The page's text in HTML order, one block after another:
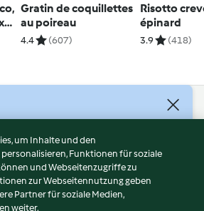
Gratin de coquillettes
au poireau
4.4 (607)
Risotto
épinard
3.9 (418)
um Inhalte und den
Funktionen für soziale
und Webseitenzugriffe zu
zur Webseitennutzung geben
Partner für soziale Medien,
weiter.